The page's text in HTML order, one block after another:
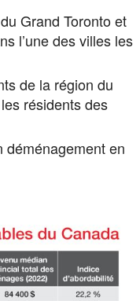
Grand Toronto et
l’une des villes les
de la région du
résidents des
déménagement en